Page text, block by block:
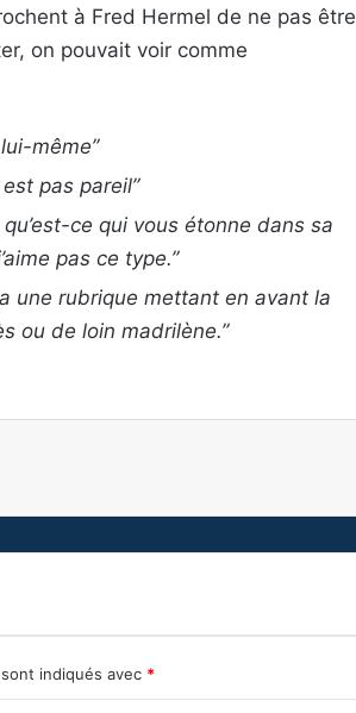
à Fred Hermel de ne pas être
on pouvait voir comme
même”
pas pareil”
ce qui vous étonne dans sa
pas ce type.”
une rubrique mettant en avant la
ou de loin madrilène.”
indiqués avec *